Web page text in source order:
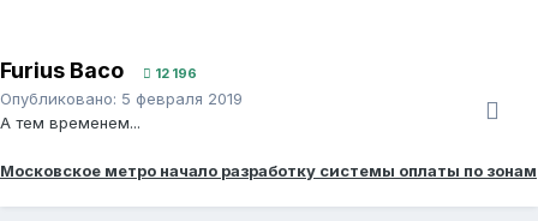
Furius Baco 12 196
Опубликовано: 5 февраля 2019
А тем временем...
Московское метро начало разработку системы оплаты по зонам